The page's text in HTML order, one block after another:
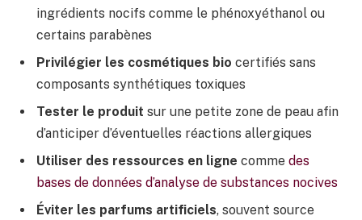
ingrédients nocifs comme le phénoxyéthanol ou
certains parabènes
Privilégier les cosmétiques bio certifiés sans
composants synthétiques toxiques
Tester le produit sur une petite zone de peau afin
d’anticiper d’éventuelles réactions allergiques
Utiliser des ressources en ligne comme des
bases de données d’analyse de substances nocives
Éviter les parfums artificiels, souvent source